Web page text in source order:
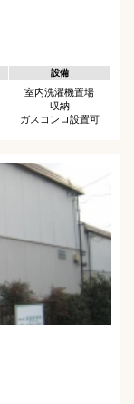
設備
室内洗濯機置場
収納
ガスコンロ設置可